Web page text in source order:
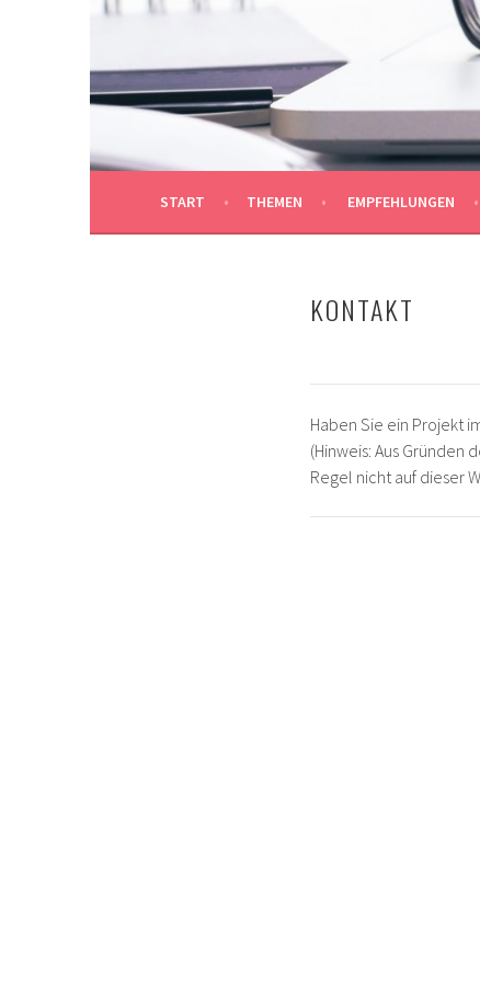
Springe
Inhalt
REDAKTIONSBÜRO
AUF DEN PUNKT GEBRACHT
START THEMEN EMPFEHLUNGEN
KONTAKT
Haben Sie ein Projekt
(Hinweis: Aus
Regel nicht auf dieser